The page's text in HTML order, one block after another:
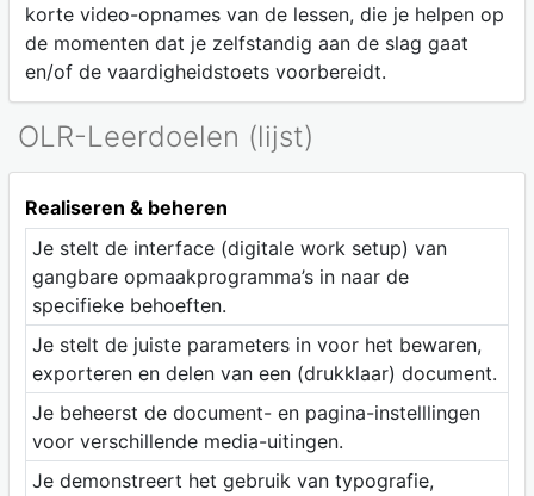
korte video-opnames van de lessen, die je helpen op
de momenten dat je zelfstandig aan de slag gaat
en/of de vaardigheidstoets voorbereidt.
OLR-Leerdoelen (lijst)
Realiseren & beheren
Je stelt de interface (digitale work setup) van
gangbare opmaakprogramma’s in naar de
specifieke behoeften.
Je stelt de juiste parameters in voor het bewaren,
exporteren en delen van een (drukklaar) document.
Je beheerst de document- en pagina-instelllingen
voor verschillende media-uitingen.
Je demonstreert het gebruik van typografie,